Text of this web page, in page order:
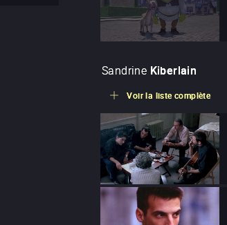
Sandrine Kiberlain
Voir la liste complète